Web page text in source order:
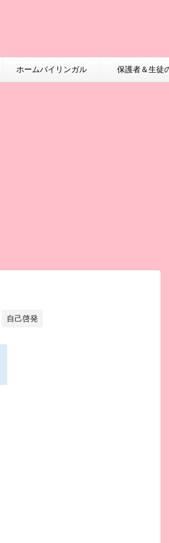
ホームバイリンガル 保護者＆生徒
自己啓発